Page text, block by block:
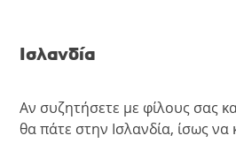
Ισλανδία
Αν συζητήσετε με φίλους σας
θα πάτε στην Ισλανδία, ίσως